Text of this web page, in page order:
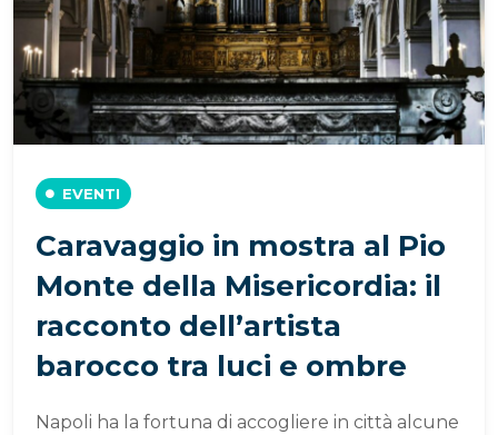
EVENTI
Caravaggio in mostra al Pio
Monte della Misericordia: il
racconto dell’artista
barocco tra luci e ombre
Napoli ha la fortuna di accogliere in città alcune